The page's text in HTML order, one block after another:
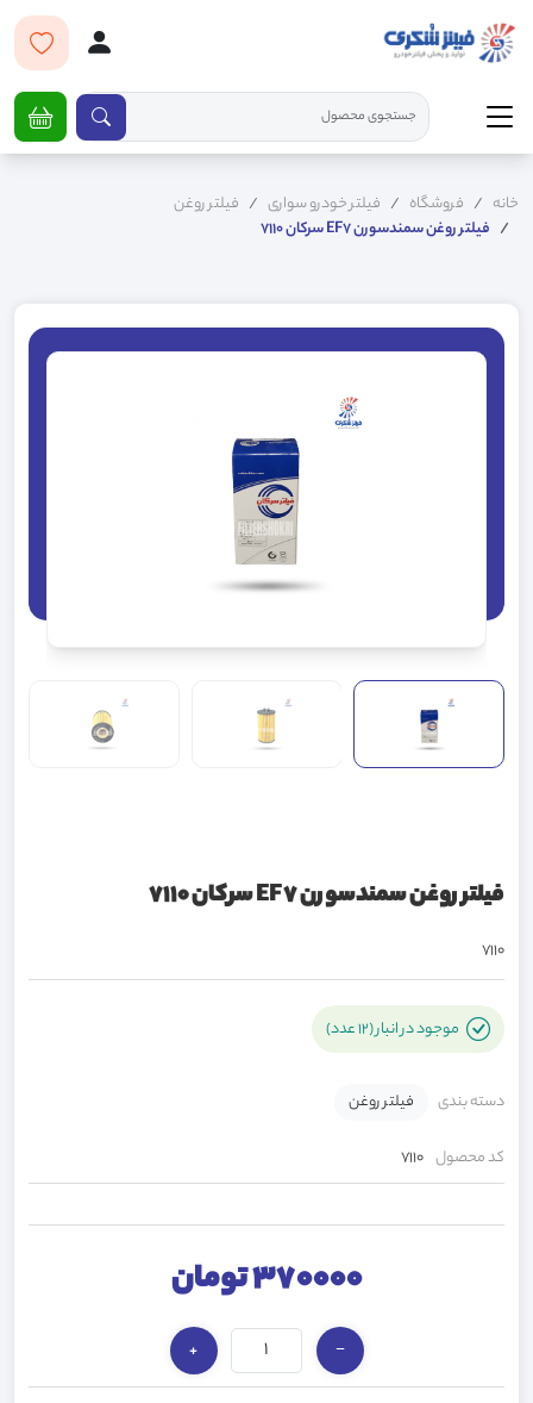
خانه فروشگاه فیلتر خودرو سواری
فیلتر روغن
فیلتر روغن سمندسورن EF7 سرکان 7110
فیلتر روغن سمندسورن EF7 سرکان 7110
7110
موجود در انبار (12 عدد)
دسته بندی فیلتر روغن
کد محصول 7110
370000 تومان
−
+